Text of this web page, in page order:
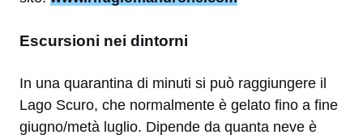
Escursioni nei dintorni
In una quarantina di minuti si può raggiungere il
Lago Scuro, che normalmente è gelato fino a fine
giugno/metà luglio. Dipende da quanta neve è